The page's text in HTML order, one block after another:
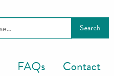
FAQs Contact